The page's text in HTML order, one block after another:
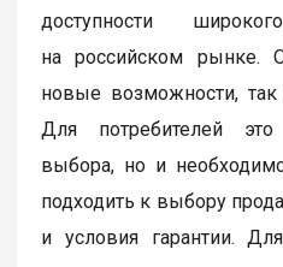
доступности
на российском рынке.
новые возможности,
Для потребителей
выбора, но и
подходить к выбору
и условия гарантии.